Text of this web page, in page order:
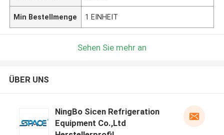
Min Bestellmenge 1 EINHEIT
Sehen Sie mehr an
ÜBER UNS
NingBo Sicen Refrigeration
Equipment Co.,Ltd